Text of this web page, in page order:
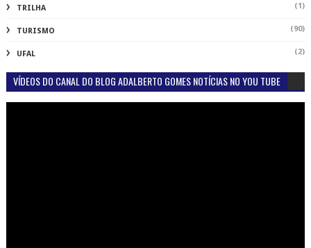
TRILHA (1)
TURISMO (90)
UFAL (2)
VÍDEOS DO CANAL DO BLOG ADALBERTO GOMES NOTÍCIAS NO YOU TUBE